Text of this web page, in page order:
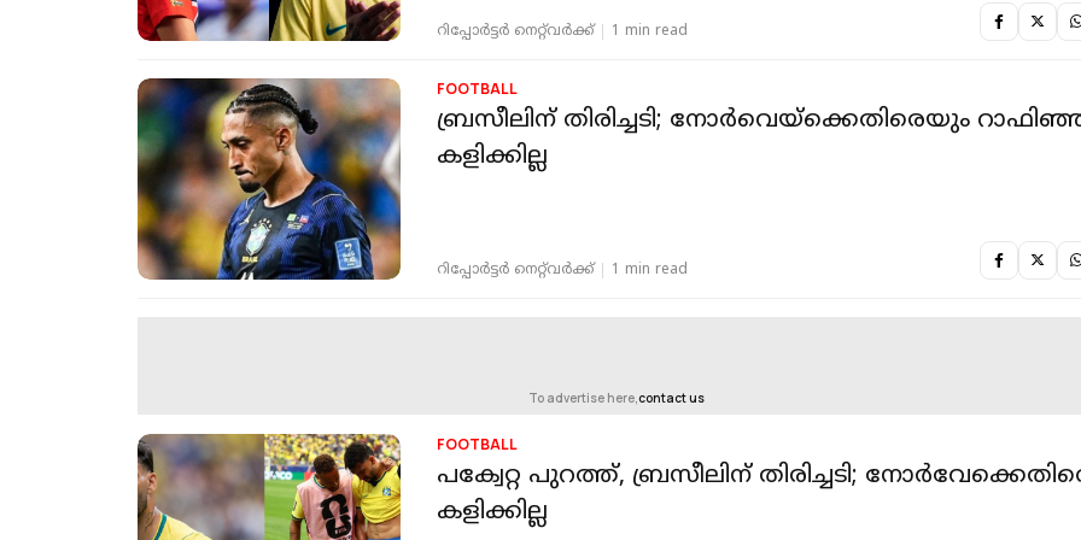
റിപ്പോർട്ടർ നെറ്റ്‌വര്‍ക്ക്‌ 1 min read
FOOTBALL
ബ്രസീലിന് തിരിച്ചടി; നോർവെയ്ക്കെതിരെയും
കളിക്കില്ല
റിപ്പോർട്ടർ നെറ്റ്‌വര്‍ക്ക്‌ 1 min read
To advertise here,contact us
FOOTBALL
പക്വേറ്റ പുറത്ത്, ബ്രസീലിന് തിരിച്ചടി;
കളിക്കില്ല